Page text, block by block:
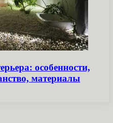
особенности,
материалы